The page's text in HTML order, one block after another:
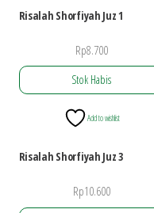
Risalah Shorfiyah Juz 1
Rp8.700
Stok Habis
Add to wishlist
Risalah Shorfiyah Juz 3
Rp10.600